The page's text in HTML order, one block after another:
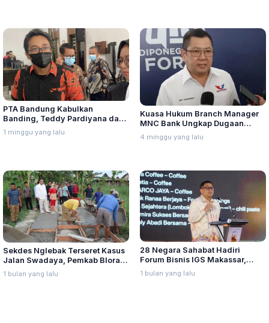
PTA Bandung Kabulkan
Banding, Teddy Pardiyana dan
Bintang Ditetapkan Ahli Waris
Lina Jubaedah
1 minggu yang lalu
Kuasa Hukum Branch Manager
MNC Bank Ungkap Dugaan
Penganiayaan oleh Hary Tanoe
di MNC Towe
4 minggu yang lalu
Sekdes Nglebak Terseret Kasus
Jalan Swadaya, Pemkab Blora
Sebut Pendampingan Hukum
Bukan Kewenangannya
1 bulan yang lalu
28 Negara Sahabat Hadiri
Forum Bisnis IGS Makassar,
Munafri Tawarkan Investasi
Stadion Untia
1 bulan yang lalu